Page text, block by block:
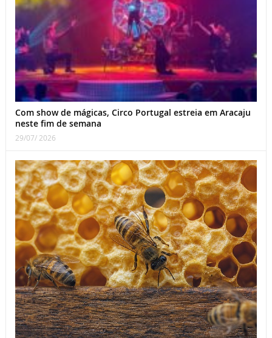
Com show de mágicas, Circo Portugal estreia em Aracaju
neste fim de semana
29/07/ 2026